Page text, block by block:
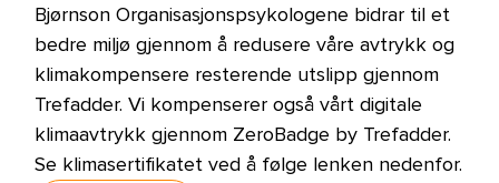
Bjørnson Organisasjonspsykologene bidrar til et
bedre miljø gjennom å redusere våre avtrykk og
klimakompensere resterende utslipp gjennom
Trefadder. Vi kompenserer også vårt digitale
klimaavtrykk gjennom ZeroBadge by Trefadder.
Se klimasertifikatet ved å følge lenken nedenfor.